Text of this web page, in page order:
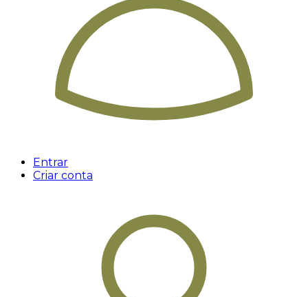
Entrar
Criar conta